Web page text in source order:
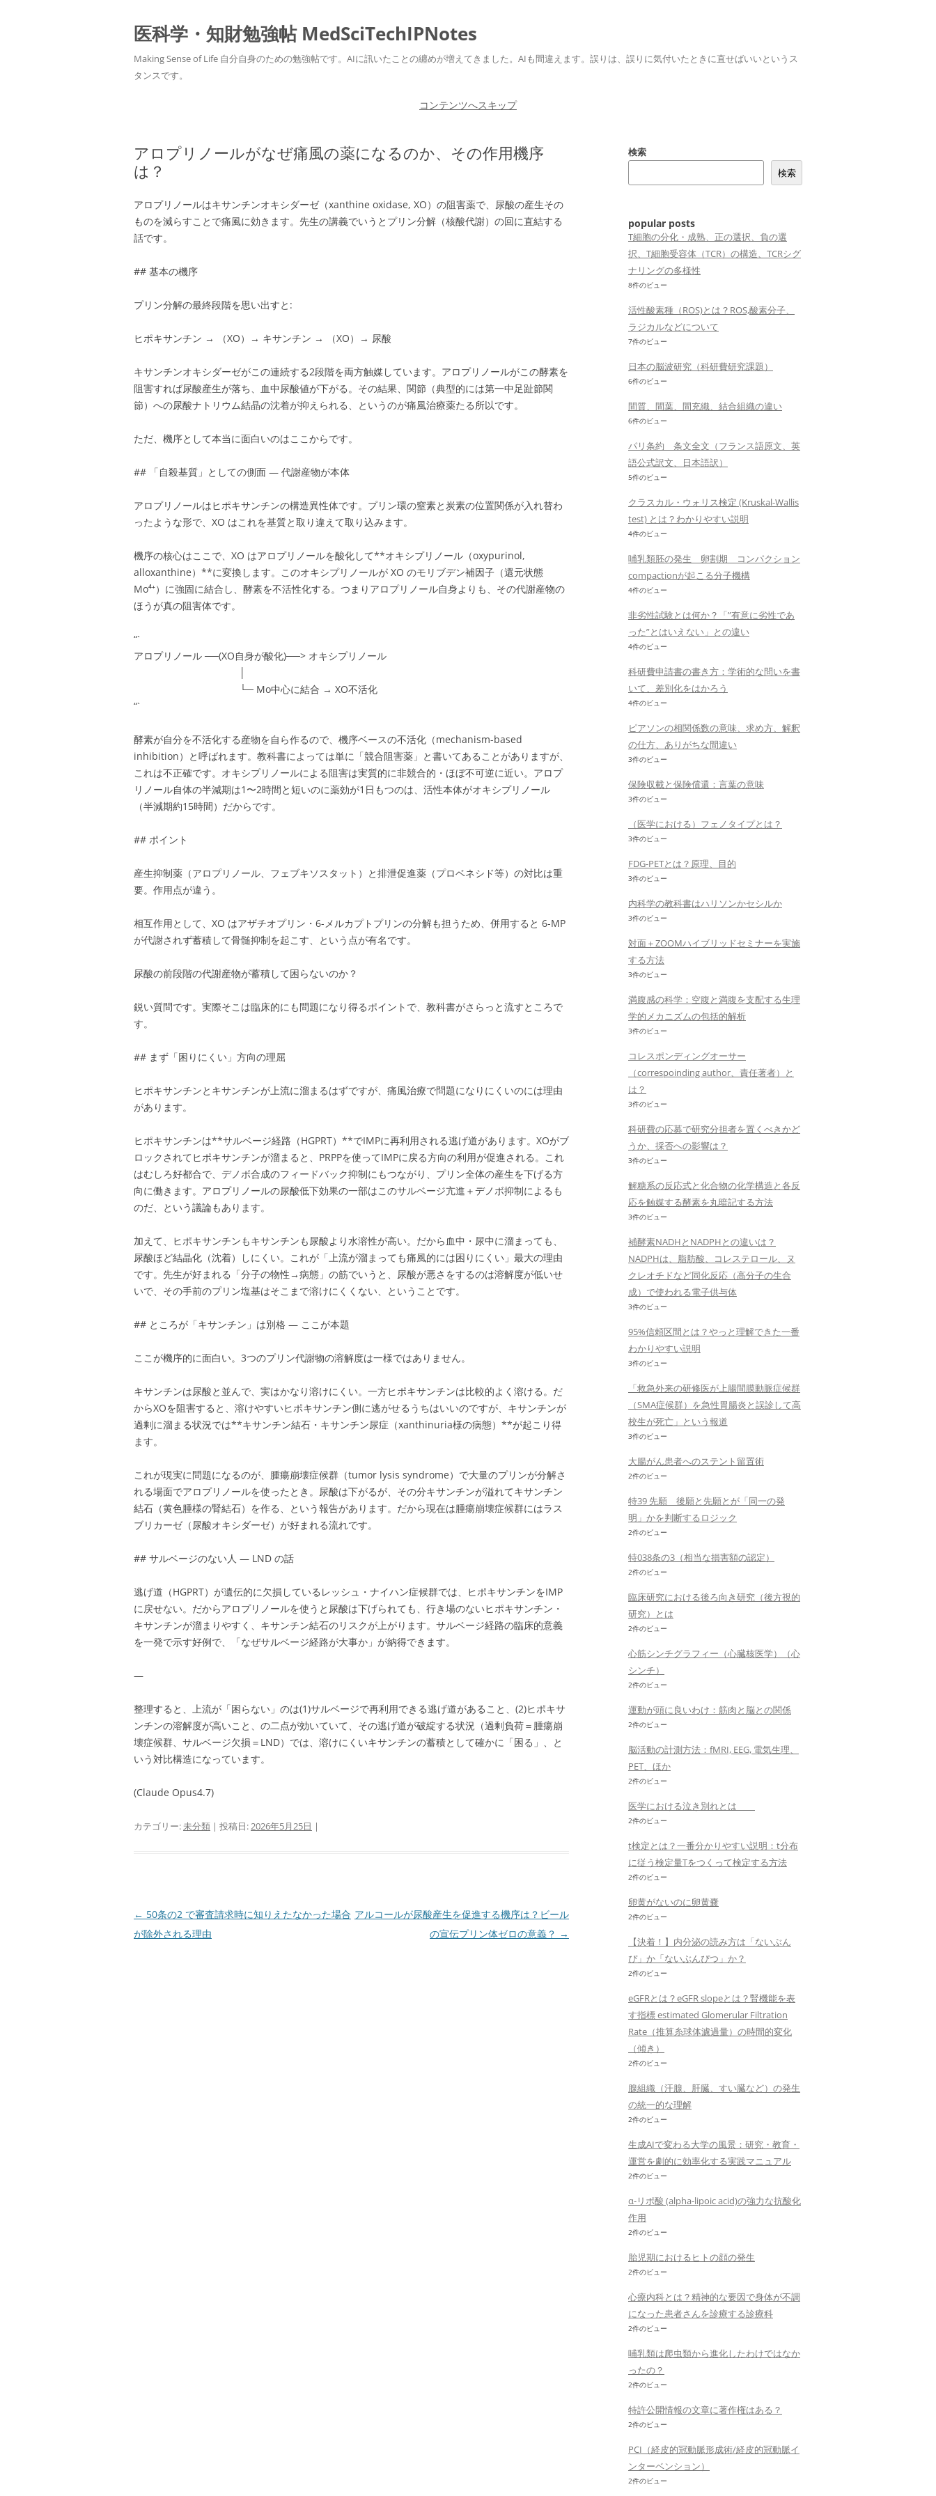
医科学・知財勉強帖 MedSciTechIPNotes
Making Sense of Life 自分自身のための勉強帖です。AIに訊いたことの纏めが増えてきました。AIも間違えます。誤りは、誤りに気付いたときに直せばいいというス
タンスです。
コンテンツへスキップ
アロプリノールがなぜ痛風の薬になるのか、その作用機序
は？
アロプリノールはキサンチンオキシダーゼ（xanthine oxidase, XO）の阻害薬で、尿酸の産生その
ものを減らすことで痛風に効きます。先生の講義でいうとプリン分解（核酸代謝）の回に直結する
話です。
## 基本の機序
プリン分解の最終段階を思い出すと:
ヒポキサンチン → （XO）→ キサンチン → （XO）→ 尿酸
キサンチンオキシダーゼがこの連続する2段階を両方触媒しています。アロプリノールがこの酵素を
阻害すれば尿酸産生が落ち、血中尿酸値が下がる。その結果、関節（典型的には第一中足趾節関
節）への尿酸ナトリウム結晶の沈着が抑えられる、というのが痛風治療薬たる所以です。
ただ、機序として本当に面白いのはここからです。
## 「自殺基質」としての側面 — 代謝産物が本体
アロプリノールはヒポキサンチンの構造異性体です。プリン環の窒素と炭素の位置関係が入れ替わ
ったような形で、XO はこれを基質と取り違えて取り込みます。
機序の核心はここで、XO はアロプリノールを酸化して**オキシプリノール（oxypurinol,
alloxanthine）**に変換します。このオキシプリノールが XO のモリブデン補因子（還元状態
Mo⁴⁺）に強固に結合し、酵素を不活性化する。つまりアロプリノール自身よりも、その代謝産物の
ほうが真の阻害体です。
“`
アロプリノール ──(XO自身が酸化)──> オキシプリノール
└─ Mo中心に結合 → XO不活化
“`
酵素が自分を不活化する産物を自ら作るので、機序ベースの不活化（mechanism-based
inhibition）と呼ばれます。教科書によっては単に「競合阻害薬」と書いてあることがありますが、
これは不正確です。オキシプリノールによる阻害は実質的に非競合的・ほぼ不可逆に近い。アロプ
リノール自体の半減期は1〜2時間と短いのに薬効が1日もつのは、活性本体がオキシプリノール
（半減期約15時間）だからです。
## ポイント
産生抑制薬（アロプリノール、フェブキソスタット）と排泄促進薬（プロベネシド等）の対比は重
要。作用点が違う。
相互作用として、XO はアザチオプリン・6-メルカプトプリンの分解も担うため、併用すると 6-MP
が代謝されず蓄積して骨髄抑制を起こす、という点が有名です。
尿酸の前段階の代謝産物が蓄積して困らないのか？
鋭い質問です。実際そこは臨床的にも問題になり得るポイントで、教科書がさらっと流すところで
す。
## まず「困りにくい」方向の理屈
ヒポキサンチンとキサンチンが上流に溜まるはずですが、痛風治療で問題になりにくいのには理由
があります。
ヒポキサンチンは**サルベージ経路（HGPRT）**でIMPに再利用される逃げ道があります。XOがブ
ロックされてヒポキサンチンが溜まると、PRPPを使ってIMPに戻る方向の利用が促進される。これ
はむしろ好都合で、デノボ合成のフィードバック抑制にもつながり、プリン全体の産生を下げる方
向に働きます。アロプリノールの尿酸低下効果の一部はこのサルベージ亢進＋デノボ抑制によるも
のだ、という議論もあります。
加えて、ヒポキサンチンもキサンチンも尿酸より水溶性が高い。だから血中・尿中に溜まっても、
尿酸ほど結晶化（沈着）しにくい。これが「上流が溜まっても痛風的には困りにくい」最大の理由
です。先生が好まれる「分子の物性→病態」の筋でいうと、尿酸が悪さをするのは溶解度が低いせ
いで、その手前のプリン塩基はそこまで溶けにくくない、ということです。
## ところが「キサンチン」は別格 — ここが本題
ここが機序的に面白い。3つのプリン代謝物の溶解度は一様ではありません。
キサンチンは尿酸と並んで、実はかなり溶けにくい。一方ヒポキサンチンは比較的よく溶ける。だ
からXOを阻害すると、溶けやすいヒポキサンチン側に逃がせるうちはいいのですが、キサンチンが
過剰に溜まる状況では**キサンチン結石・キサンチン尿症（xanthinuria様の病態）**が起こり得
ます。
これが現実に問題になるのが、腫瘍崩壊症候群（tumor lysis syndrome）で大量のプリンが分解さ
れる場面でアロプリノールを使ったとき。尿酸は下がるが、その分キサンチンが溢れてキサンチン
結石（黄色腫様の腎結石）を作る、という報告があります。だから現在は腫瘍崩壊症候群にはラス
ブリカーゼ（尿酸オキシダーゼ）が好まれる流れです。
## サルベージのない人 — LND の話
逃げ道（HGPRT）が遺伝的に欠損しているレッシュ・ナイハン症候群では、ヒポキサンチンをIMP
に戻せない。だからアロプリノールを使うと尿酸は下げられても、行き場のないヒポキサンチン・
キサンチンが溜まりやすく、キサンチン結石のリスクが上がります。サルベージ経路の臨床的意義
を一発で示す好例で、「なぜサルベージ経路が大事か」が納得できます。
—
整理すると、上流が「困らない」のは(1)サルベージで再利用できる逃げ道があること、(2)ヒポキサ
ンチンの溶解度が高いこと、の二点が効いていて、その逃げ道が破綻する状況（過剰負荷＝腫瘍崩
壊症候群、サルベージ欠損＝LND）では、溶けにくいキサンチンの蓄積として確かに「困る」、と
いう対比構造になっています。
(Claude Opus4.7)
カテゴリー:未分類 | 投稿日:2026年5月25日 |
投
稿
← 50条の2 で審査請求時に知りえたなかった場合
が除外される理由
アルコールが尿酸産生を促進する機序は？ビール
の宣伝プリン体ゼロの意義？ →
検索
検索
popular posts
T細胞の分化・成熟、正の選択、負の選
択、T細胞受容体（TCR）の構造、TCRシグ
ナリングの多様性
8件のビュー
活性酸素種（ROS)とは？ROS,酸素分子、
ラジカルなどについて
7件のビュー
日本の脳波研究（科研費研究課題）
6件のビュー
間質、間葉、間充織、結合組織の違い
6件のビュー
パリ条約 条文全文（フランス語原文、英
語公式訳文、日本語訳）
5件のビュー
クラスカル・ウォリス検定 (Kruskal-Wallis
test) とは？わかりやすい説明
4件のビュー
哺乳類胚の発生 卵割期 コンパクション
compactionが起こる分子機構
4件のビュー
非劣性試験とは何か？「”有意に劣性であ
った”とはいえない」との違い
4件のビュー
科研費申請書の書き方：学術的な問いを書
いて、差別化をはかろう
4件のビュー
ピアソンの相関係数の意味、求め方、解釈
の仕方、ありがちな間違い
3件のビュー
保険収載と保険償還：言葉の意味
3件のビュー
（医学における）フェノタイプとは？
3件のビュー
FDG-PETとは？原理、目的
3件のビュー
内科学の教科書はハリソンかセシルか
3件のビュー
対面＋ZOOMハイブリッドセミナーを実施
する方法
3件のビュー
満腹感の科学：空腹と満腹を支配する生理
学的メカニズムの包括的解析
3件のビュー
コレスポンディングオーサー
（correspoinding author、責任著者）と
は？
3件のビュー
科研費の応募で研究分担者を置くべきかど
うか、採否への影響は？
3件のビュー
解糖系の反応式と化合物の化学構造と各反
応を触媒する酵素を丸暗記する方法
3件のビュー
補酵素NADHとNADPHとの違いは？
NADPHは、脂肪酸、コレステロール、ヌ
クレオチドなど同化反応（高分子の生合
成）で使われる電子供与体
3件のビュー
95%信頼区間とは？やっと理解できた一番
わかりやすい説明
3件のビュー
「救急外来の研修医が上腸間膜動脈症候群
（SMA症候群）を急性胃腸炎と誤診して高
校生が死亡」という報道
3件のビュー
大腸がん患者へのステント留置術
2件のビュー
特39 先願 後願と先願とが「同一の発
明」かを判断するロジック
2件のビュー
特038条の3（相当な損害額の認定）
2件のビュー
臨床研究における後ろ向き研究（後方視的
研究）とは
2件のビュー
心筋シンチグラフィー（心臓核医学）（心
シンチ）
2件のビュー
運動が頭に良いわけ：筋肉と脳との関係
2件のビュー
脳活動の計測方法：fMRI, EEG, 電気生理、
PET、ほか
2件のビュー
医学における泣き別れとは
2件のビュー
t検定とは？一番分かりやすい説明：t分布
に従う検定量Tをつくって検定する方法
2件のビュー
卵黄がないのに卵黄嚢
2件のビュー
【決着！】内分泌の読み方は「ないぶん
ぴ」か「ないぶんぴつ」か？
2件のビュー
eGFRとは？eGFR slopeとは？腎機能を表
す指標 estimated Glomerular Filtration
Rate（推算糸球体濾過量）の時間的変化
（傾き）
2件のビュー
腺組織（汗腺、肝臓、すい臓など）の発生
の統一的な理解
2件のビュー
生成AIで変わる大学の風景：研究・教育・
運営を劇的に効率化する実践マニュアル
2件のビュー
α-リポ酸 (alpha-lipoic acid)の強力な抗酸化
作用
2件のビュー
胎児期におけるヒトの顔の発生
2件のビュー
心療内科とは？精神的な要因で身体が不調
になった患者さんを診療する診療科
2件のビュー
哺乳類は爬虫類から進化したわけではなか
ったの？
2件のビュー
特許公開情報の文章に著作権はある？
2件のビュー
PCI（経皮的冠動脈形成術/経皮的冠動脈イ
ンターベンション）
2件のビュー